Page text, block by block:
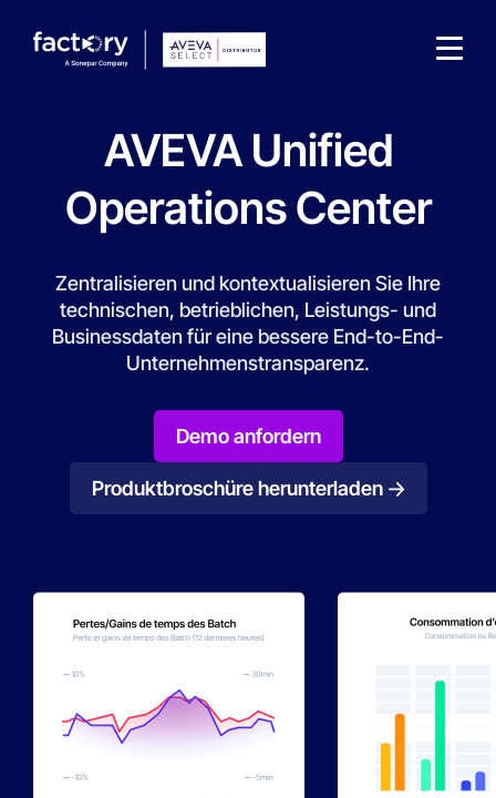
AVEVA Unified
Operations Center
Zentralisieren und kontextualisieren Sie Ihre
technischen, betrieblichen, Leistungs- und
Businessdaten für eine bessere End-to-End-
Unternehmenstransparenz.
Demo anfordern
Produktbroschüre herunterladen